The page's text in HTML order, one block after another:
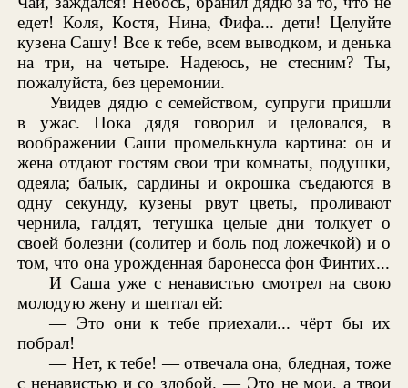
едет! Коля, Костя, Нина, Фифа... дети! Целуйте
кузена Сашу! Все к тебе, всем выводком, и денька
на три, на четыре. Надеюсь, не стесним? Ты,
пожалуйста, без церемонии.
Увидев дядю с семейством, супруги пришли
в ужас. Пока дядя говорил и целовался, в
воображении Саши промелькнула картина: он и
жена отдают гостям свои три комнаты, подушки,
одеяла; балык, сардины и окрошка съедаются в
одну секунду, кузены рвут цветы, проливают
чернила, галдят, тетушка целые дни толкует о
своей болезни (солитер и боль под ложечкой) и о
том, что она урожденная баронесса фон Финтих...
И Саша уже с ненавистью смотрел на свою
молодую жену и шептал ей:
— Это они к тебе приехали... чёрт бы их
побрал!
— Нет, к тебе! — отвечала она, бледная, тоже
с ненавистью и со злобой. — Это не мои, а твои